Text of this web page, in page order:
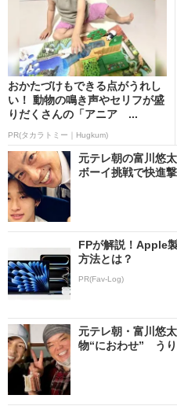
おかたづけもできる点がうれし
い！ 動物の鳴き声やセリフが盛
りだくさんの「アニア ...
PR(タカラトミー｜Hugkum)
元テレ朝の富川悠
ボーイ挑戦で快進
FPが解説！Apple
方法とは？
PR(Fav-Log)
元テレ朝・富川悠
物“におわせ” う